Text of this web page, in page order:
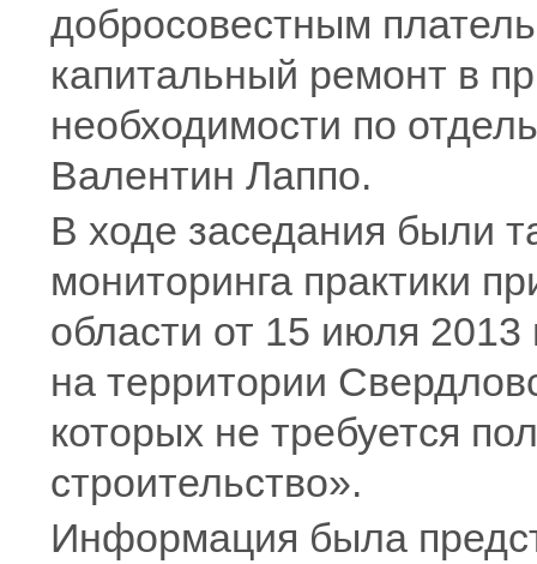
добросовестным
капитальный ремонт в
необходимости по
Валентин Лаппо.
В ходе заседания были
мониторинга практики
области от 15 июля
на территории
которых не требуется
строительство».
Информация была